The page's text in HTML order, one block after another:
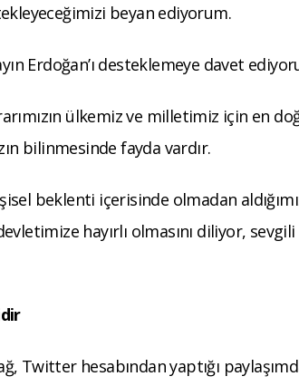
beyan ediyorum.
Erdoğan’ı desteklemeye davet
ülkemiz ve milletimiz için en
bilinmesinde fayda vardır.
beklenti içerisinde olmadan
hayırlı olmasını diliyor, sevgili
Twitter hesabından yaptığı